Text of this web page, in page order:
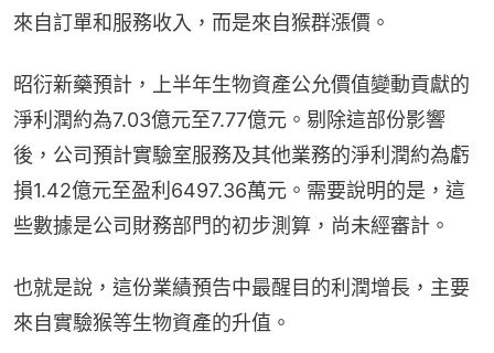
來自訂單和服務收入，而是來自猴群漲價。
昭衍新藥預計，上半年生物資產公允價值變動貢獻的
淨利潤約為7.03億元至7.77億元。剔除這部份影響
後，公司預計實驗室服務及其他業務的淨利潤約為虧
損1.42億元至盈利6497.36萬元。需要說明的是，這
些數據是公司財務部門的初步測算，尚未經審計。
也就是說，這份業績預告中最醒目的利潤增長，主要
來自實驗猴等生物資產的升值。